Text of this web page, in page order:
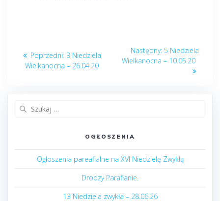
wpisu
Poprzedni: Poprzedni
post:
3 Niedziela
Wielkanocna – 26.04.20
Następny: Następny
post:
5 Niedziela
Wielkanocna – 10.05.20
OGŁOSZENIA
Ogłoszenia pareafialne na XVI Niedzielę Zwykłą
Drodzy Parafianie.
13 Niedziela zwykła – 28.06.26